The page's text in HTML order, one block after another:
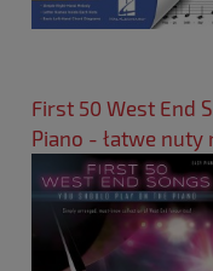
First 50 West End
Piano - łatwe nuty